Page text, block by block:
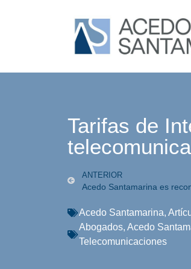
Tarifas de
ANTERIOR
Acedo Santamarina es
Acedo Santamarina,
Abogados, Acedo
Telecomunicaciones